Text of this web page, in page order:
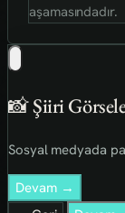
aşamasındadır.
📸 Şiiri
Sosyal medyada
Devam →